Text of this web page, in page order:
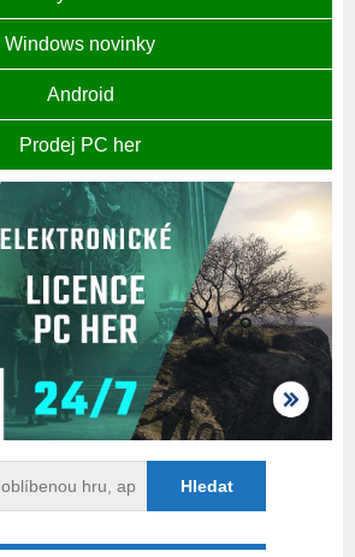
Windows novinky
Android
Prodej PC her